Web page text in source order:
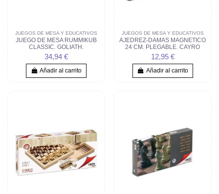
JUEGOS DE MESA Y EDUCATIVOS
JUEGO DE MESA RUMMIKUB
CLASSIC. GOLIATH.
34,94 €
Añadir al carrito
JUEGOS DE MESA Y EDUCATIVOS
AJEDREZ-DAMAS MAGNETICO
24 CM. PLEGABLE. CAYRO
12,95 €
Añadir al carrito